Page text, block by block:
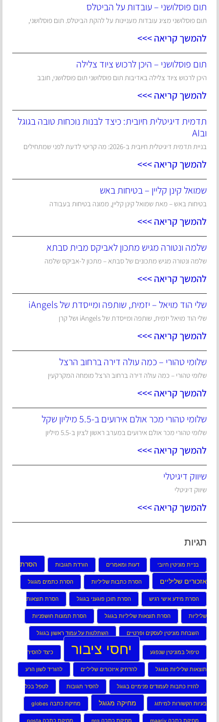
תום פוסלושני – עובדות על הביטלס
תום פוסלושני מציג עובדות מעניינות על להקת הביטלס. תום פוסלושני,
להמשך קריאה >>>
תום פוסלושני – היכן לרכוש ציוד צלילה
היכן לרכוש ציוד צלילה באדיבות תום פוסלושני תום פוסלושני, חובב
להמשך קריאה >>>
תדמית דיגיטלית חיובית: כיצד לבנות נוכחות טובה בגוגל
ובAI
בניית תדמית דיגיטלית חיובית ב-2026: מה קריטי לדעת לפני שמתחילים
להמשך קריאה >>>
שמואל קינן קליין – בטיחות באש
בטיחות באש – מאת שמואל קינן קליין, ממונה בטיחות בעבודה
להמשך קריאה >>>
שלמה ונטורה מגיש מתכון לאביקס מבית סבתא
שלמה ונטורה מגיש מתכונים של סבתא – מתכון ל-אביקס שלמה
להמשך קריאה >>>
שלי הוד מויאל – יזמית, שותפה ומייסדת של iAngels
שלי הוד מויאל יזמית, שותפה ומייסדת של iAngels ושל קרן
להמשך קריאה >>>
שלומי טהורי – כמה עולה דירה ברחוב הרצל
שלומי טהורי – כמה עולה דירה ברחוב הרצל מומחה המקרקעין
להמשך קריאה >>>
שלומי טהורי מכר אולם אירועים ב-5.5 מיליון שקל
שלומי טהורי מכר אולם אירועים במערב ראשון לציון ב-5.5 מיליון
להמשך קריאה >>>
שיווק דיגיטלי
שיווק דיגיטלי
להמשך קריאה >>>
תגיות
בניית מוניטין חיובי דעות ומאמרים הורדת תגובות הסרת
אזכורים שליליים הסרת כתבות שליליות הסרת כתמים מגוגל
הסרת מידע אישי רגיש הסרת תוכן פוגעני בגוגל הסרת תוצאות
שליליות הסרת תוצאות שליליות בגוגל הסרת תמונות חושפניות
השבחת מוניטין לעסקים ופרטיים השתלטות על עמוד ראשון בגוגל
טיפול במוניטין שנפגע יחסי ציבור כיצד להסיר
תוצאות שליליות מגוגל להדחיק איזכורים שליליים להוריד לשון הרע
להזיז כתבות לעמודים פנימיים בגוגל להסיר תגובות לטפל בכל
בעיות הקשורות למיתוג מחיקה מגוגל מחיקת כתבה globes